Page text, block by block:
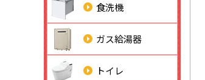
食洗機
ガス給湯器
トイレ